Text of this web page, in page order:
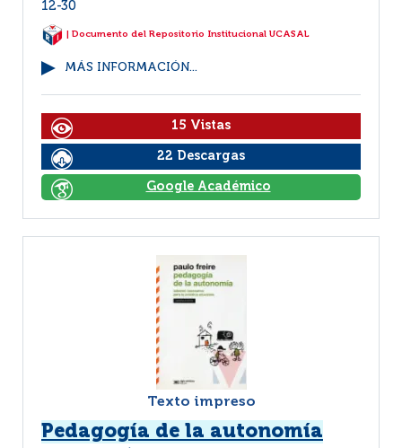
12-30
| Documento del Repositorio Institucional UCASAL
MÁS INFORMACIÓN...
15 Vistas
22 Descargas
Google Académico
Texto impreso
Pedagogía de la autonomía